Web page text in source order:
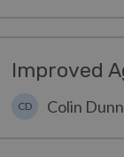
CD Colin Dunn